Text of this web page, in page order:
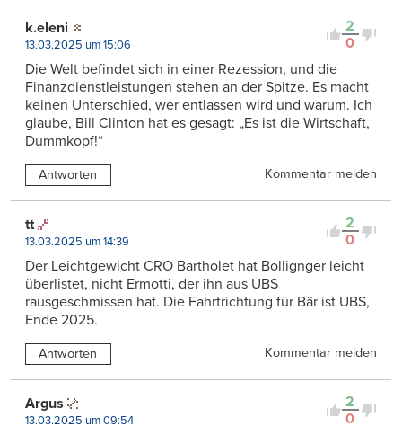
2
0
k.eleni
13.03.2025 um 15:06
Die Welt befindet sich in einer Rezession, und die
Finanzdienstleistungen stehen an der Spitze. Es macht
keinen Unterschied, wer entlassen wird und warum. Ich
glaube, Bill Clinton hat es gesagt: „Es ist die Wirtschaft,
Dummkopf!“
Antworten Kommentar melden
2
0
tt
13.03.2025 um 14:39
Der Leichtgewicht CRO Bartholet hat Bollignger leicht
überlistet, nicht Ermotti, der ihn aus UBS
rausgeschmissen hat. Die Fahrtrichtung für Bär ist UBS,
Ende 2025.
Antworten Kommentar melden
2
0
Argus
13.03.2025 um 09:54